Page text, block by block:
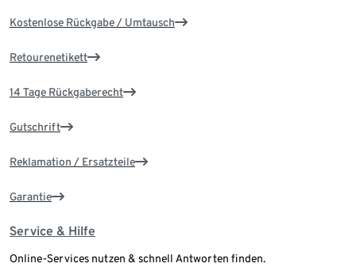
Kostenlose Rückgabe / Umtausch
Retourenetikett
14 Tage Rückgaberecht
Gutschrift
Reklamation / Ersatzteile
Garantie
Service & Hilfe
Online-Services nutzen & schnell Antworten finden.